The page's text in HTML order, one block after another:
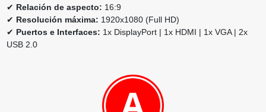
✔ Relación de aspecto: 16:9
✔ Resolución máxima: 1920x1080 (Full HD)
✔ Puertos e Interfaces: 1x DisplayPort | 1x HDMI | 1x VGA | 2x
USB 2.0